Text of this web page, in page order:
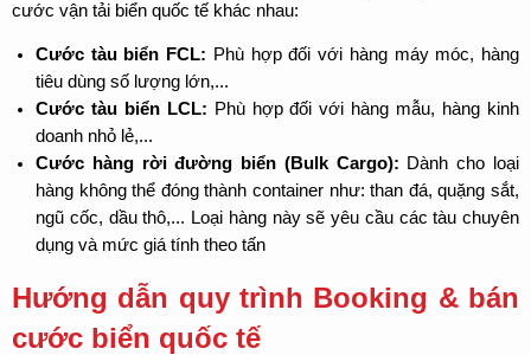
cước vận tải biển quốc tế khác nhau:
Cước tàu biển FCL: Phù hợp đối với hàng máy móc, hàng
tiêu dùng số lượng lớn,...
Cước tàu biển LCL: Phù hợp đối với hàng mẫu, hàng kinh
doanh nhỏ lẻ,...
Cước hàng rời đường biển (Bulk Cargo): Dành cho loại
hàng không thể đóng thành container như: than đá, quặng sắt,
ngũ cốc, dầu thô,... Loại hàng này sẽ yêu cầu các tàu chuyên
dụng và mức giá tính theo tấn
Hướng dẫn quy trình Booking & bán
cước biển quốc tế